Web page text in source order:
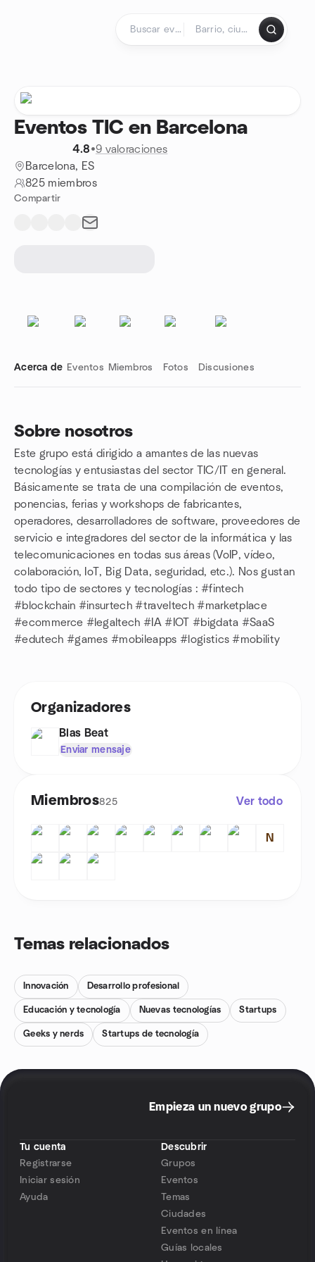
Eventos TIC en Barcelona
4.8•9 valoraciones
Barcelona, ES
825 miembros
Compartir
Acerca de Eventos Miembros Fotos Discusiones
Sobre nosotros
Este grupo está dirigido a amantes de las nuevas
tecnologías y entusiastas del sector TIC/IT en general.
Básicamente se trata de una compilación de eventos,
ponencias, ferias y workshops de fabricantes,
operadores, desarrolladores de software, proveedores de
servicio e integradores del sector de la informática y las
telecomunicaciones en todas sus áreas (VoIP, vídeo,
colaboración, IoT, Big Data, seguridad, etc.). Nos gustan
todo tipo de sectores y tecnologías : #fintech
#blockchain #insurtech #traveltech #marketplace
#ecommerce #legaltech #IA #IOT #bigdata #SaaS
#edutech #games #mobileapps #logistics #mobility
Enlaces de grupo
Organizadores
Blas Beat
Enviar mensaje
Miembros825 Ver todo
N
Temas relacionados
Innovación Desarrollo profesional
Educación y tecnología Nuevas tecnologías Startups
Geeks y nerds Startups de tecnología
Empieza un nuevo grupo
Tu cuenta
Registrarse
Iniciar sesión
Ayuda
Descubrir
Grupos
Eventos
Temas
Ciudades
Eventos en línea
Guías locales